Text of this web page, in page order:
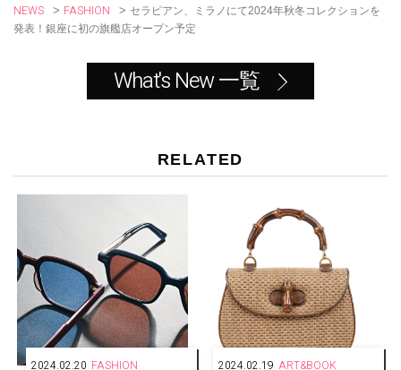
NEWS > FASHION > セラピアン、ミラノにて2024年秋冬コレクションを
発表！銀座に初の旗艦店オープン予定
What's New 一覧
RELATED
2024.02.20 FASHION 2024.02.19 ART&BOOK